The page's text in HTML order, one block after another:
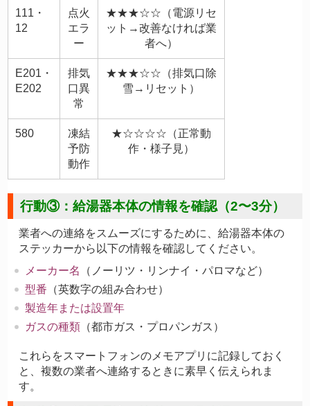
111・
12
点火
エラ
ー
★★★☆☆（電源リセ
ット→改善なければ業
者へ）
E201・
E202
排気
口異
常
★★★☆☆（排気口除
雪→リセット）
580
凍結
予防
動作
★☆☆☆☆（正常動
作・様子見）
行動③：給湯器本体の情報を確認（2〜3分）
業者への連絡をスムーズにするために、給湯器本体の
ステッカーから以下の情報を確認してください。
メーカー名
（ノーリツ・リンナイ・パロマなど）
型番 （英数字の組み合わせ）
製造年または設置年
ガスの種類 （都市ガス・プロパンガス）
これらをスマートフォンのメモアプリに記録しておく
と、複数の業者へ連絡するときに素早く伝えられま
す。